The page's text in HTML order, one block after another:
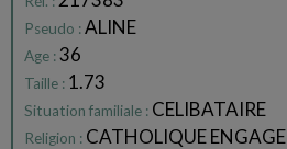
Pseudo :ALINE
Age :36
Taille : 1.73
Situation familiale : CELIBATAIRE
Religion : CATHOLIQUE